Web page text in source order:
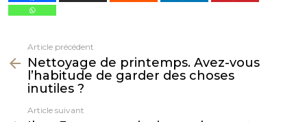
plus
Article précédent
Nettoyage de printemps. Avez-vous
l’habitude de garder des choses
inutiles ?
Article suivant